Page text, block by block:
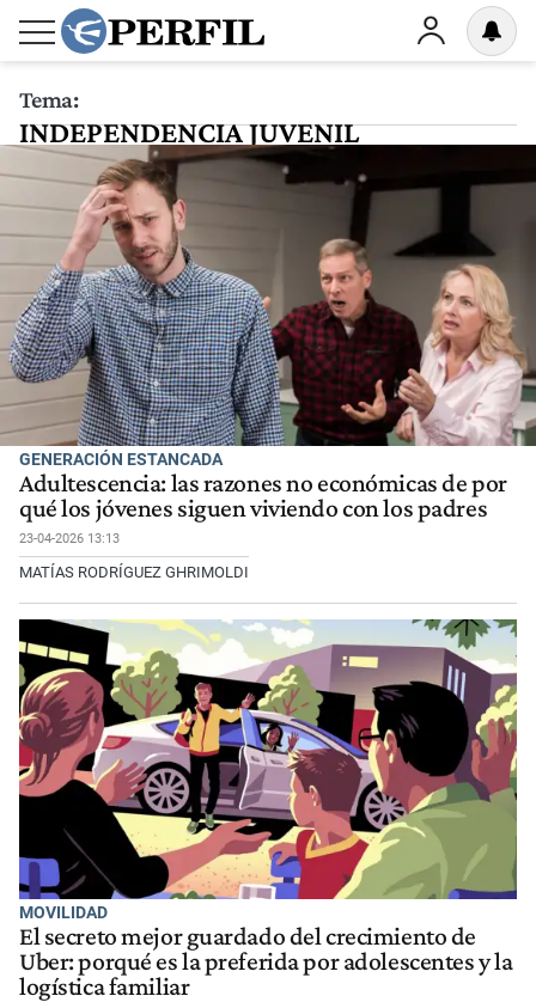
Tema:
INDEPENDENCIA JUVENIL
GENERACIÓN ESTANCADA
Adultescencia: las razones no económicas de por
qué los jóvenes siguen viviendo con los padres
23-04-2026 13:13
MATÍAS RODRÍGUEZ GHRIMOLDI
MOVILIDAD
El secreto mejor guardado del crecimiento de
Uber: porqué es la preferida por adolescentes y la
logística familiar